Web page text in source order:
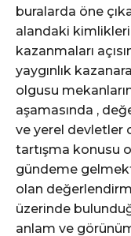
buralarda öne
alandaki
kazanmaları
yaygınlık
olgusu
aşamasında ,
ve yerel devletler
tartışma konusu
gündeme
olan
üzerinde
anlam ve